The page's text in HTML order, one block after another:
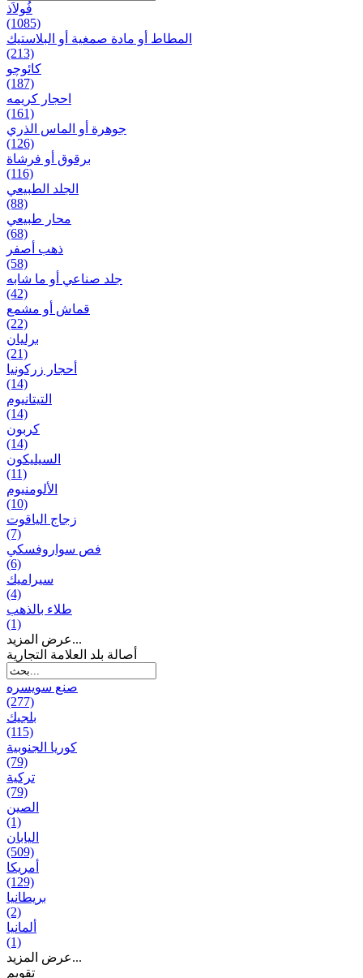
فُولاَذ
(1085)
المطاط أو مادة صمغية أو البلاستيك
(213)
کائوچو
(187)
احجار کریمه
(161)
جوهرة أو الماس الذري
(126)
برقوق أو فرشاة
(116)
الجلد الطبيعي
(88)
محار طبيعي
(68)
ذهب أصفر
(58)
جلد صناعي أو ما شابه
(42)
قماش أو مشمع
(22)
برلیان
(21)
أحجار زركونيا
(14)
التيتانيوم
(14)
كربون
(14)
السيليكون
(11)
الألومنيوم
(10)
زجاج الياقوت
(7)
فص سواروفسكي
(6)
سيراميك
(4)
طلاء بالذهب
(1)
عرض المزيد...
أصالة بلد العلامة التجارية
صنع سویسره
(277)
بلجيك
(115)
كوريا الجنوبية
(79)
تركية
(79)
الصين
(1)
اليابان
(509)
أمريكا
(129)
بریطانیا
(2)
ألمانيا
(1)
عرض المزيد...
تقويم